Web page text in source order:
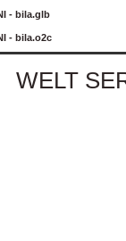
- bila.glb
- bila.o2c
WELT